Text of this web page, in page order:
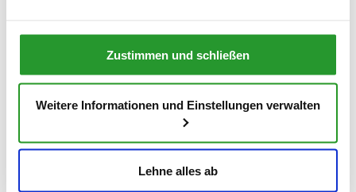
Zustimmen und schließen
Weitere Informationen und Einstellungen verwalten
Lehne alles ab